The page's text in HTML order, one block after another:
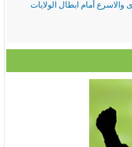
والاسرع أمام ابطال الولايات